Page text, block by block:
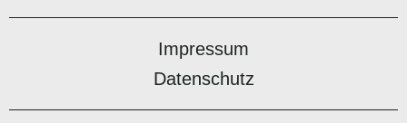
Impressum
Datenschutz